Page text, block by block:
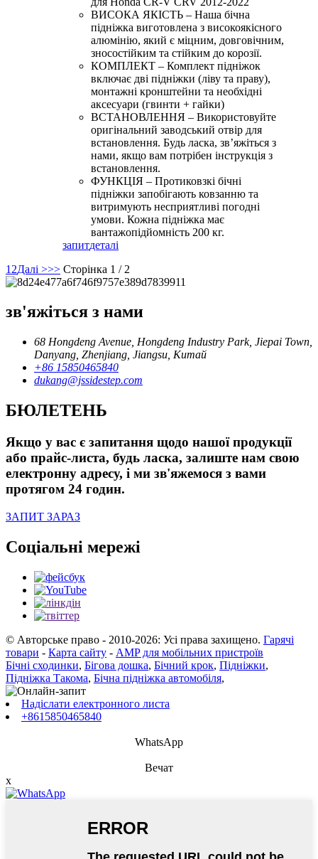
ВИСОКА ЯКІСТЬ – Наша бічна
підніжка виготовлена ​​з високоякісного
алюмінію, який є міцним, довговічним,
зносостійким та стійким до корозії.
КОМПЛЕКТ – Комплект підніжок
включає дві підніжки (ліву та праву),
монтажні кронштейни та необхідні
аксесуари (гвинти + гайки)
ВСТАНОВЛЕННЯ – Використовуйте
оригінальний заводський отвір для
встановлення. Будь ласка, зв’яжіться з
нами, якщо вам потрібен інструкція з
встановлення.
ФУНКЦІЯ – Протиковзкі бічні
підніжки запобігають ковзанню та
витримують несприятливі погодні
умови. Кожна підніжка має
вантажопідйомність 200 кг.
запитдеталі
1 2Далі >>> Сторінка 1 / 2
зв'яжіться з нами
68 Hongdeng Avenue, Hongdeng Industry Park, Jiepai Town,
Danyang, Zhenjiang, Jiangsu, Китай
+86 15850465840
dukang@jssidestep.com
БЮЛЕТЕНЬ
Якщо у вас є запитання щодо нашої продукції
або прайс-листа, будь ласка, залиште нам свою
електронну адресу, і ми зв'яжемося з вами
протягом 24 годин.
ЗАПИТ ЗАРАЗ
Соціальні мережі
© Авторське право - 2010-2026: Усі права захищено. Гарячі
товари - Карта сайту - AMP для мобільних пристроїв
Бічні сходинки, Бігова дошка, Бічний крок, Підніжки,
Підніжка Такома, Бічна підніжка автомобіля,
Надіслати електронного листа
+8615850465840
WhatsApp
Вечат
x